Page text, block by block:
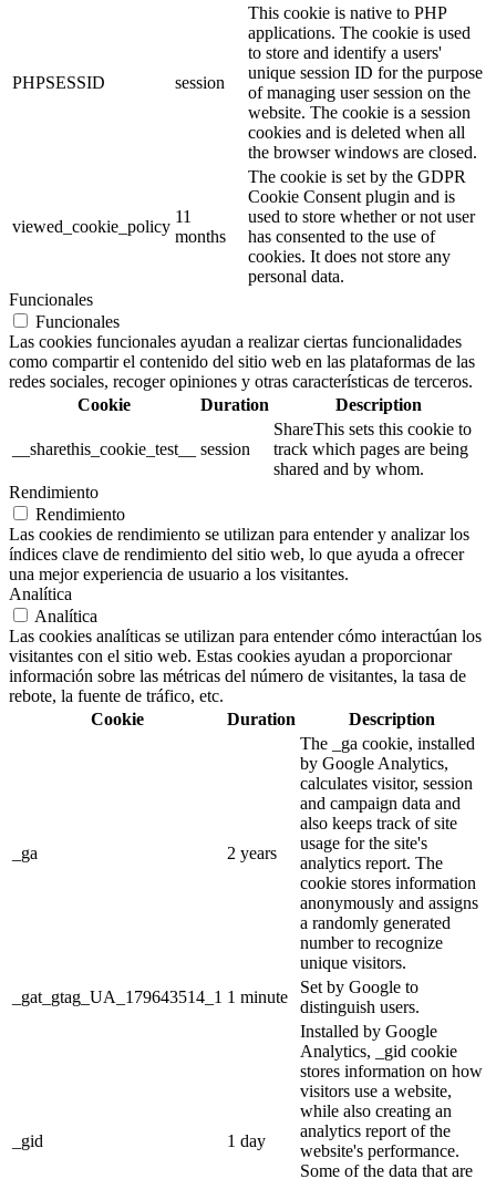
PHPSESSID session
This cookie is native to PHP
applications. The cookie is used
to store and identify a users'
unique session ID for the purpose
of managing user session on the
website. The cookie is a session
cookies and is deleted when all
the browser windows are closed.
viewed_cookie_policy
11
months
The cookie is set by the GDPR
Cookie Consent plugin and is
used to store whether or not user
has consented to the use of
cookies. It does not store any
personal data.
Funcionales
Funcionales
Las cookies funcionales ayudan a realizar ciertas funcionalidades
como compartir el contenido del sitio web en las plataformas de las
redes sociales, recoger opiniones y otras características de terceros.
Cookie
Duration Description
__sharethis_cookie_test__ session
ShareThis sets this cookie to
track which pages are being
shared and by whom.
Rendimiento
Rendimiento
Las cookies de rendimiento se utilizan para entender y analizar los
índices clave de rendimiento del sitio web, lo que ayuda a ofrecer
una mejor experiencia de usuario a los visitantes.
Analítica
Analítica
Las cookies analíticas se utilizan para entender cómo interactúan los
visitantes con el sitio web. Estas cookies ayudan a proporcionar
información sobre las métricas del número de visitantes, la tasa de
rebote, la fuente de tráfico, etc.
Cookie
Duration Description
_ga 2 years
The _ga cookie, installed
by Google Analytics,
calculates visitor, session
and campaign data and
also keeps track of site
usage for the site's
analytics report. The
cookie stores information
anonymously and assigns
a randomly generated
number to recognize
unique visitors.
_gat_gtag_UA_179643514_1 1 minute
Set by Google to
distinguish users.
_gid 1 day
Installed by Google
Analytics, _gid cookie
stores information on how
visitors use a website,
while also creating an
analytics report of the
website's performance.
Some of the data that are